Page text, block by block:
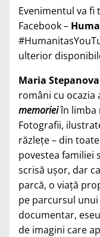
Evenimentul va fi
Facebook –
ulterior
Maria Stepanova
români cu
memorieiîn limba
Fotografii,
răzlețe – din
povestea familiei
scrisă ușor, dar
parcă, o viață
pe parcursul
documentar,
de imagini care